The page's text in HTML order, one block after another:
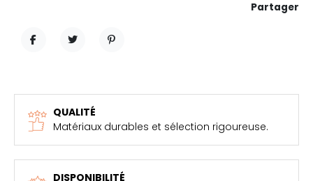
Partager
QUALITÉ
Matériaux durables et sélection rigoureuse.
DISPONIBILITÉ